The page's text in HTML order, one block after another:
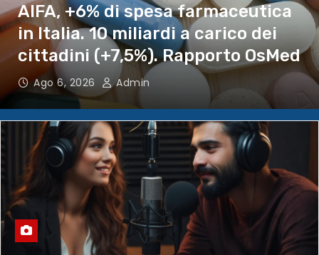
In aumento la polvere desertica
in Europa. Studio su Nature
Assicurazione di base, 40% vede
lacune nel servizio. Meta’ della
popolazione vorrebbe la
complementare
Ricerca Svizzera, una lente
unica al mondo mette a fuoco in
modo più nitido i neutroni
AIFA, +6% di spesa farmaceutica
in Italia. 10 miliardi a carico dei
cittadini (+7,5%). Rapporto OsMed
Ago 6, 2026 Admin